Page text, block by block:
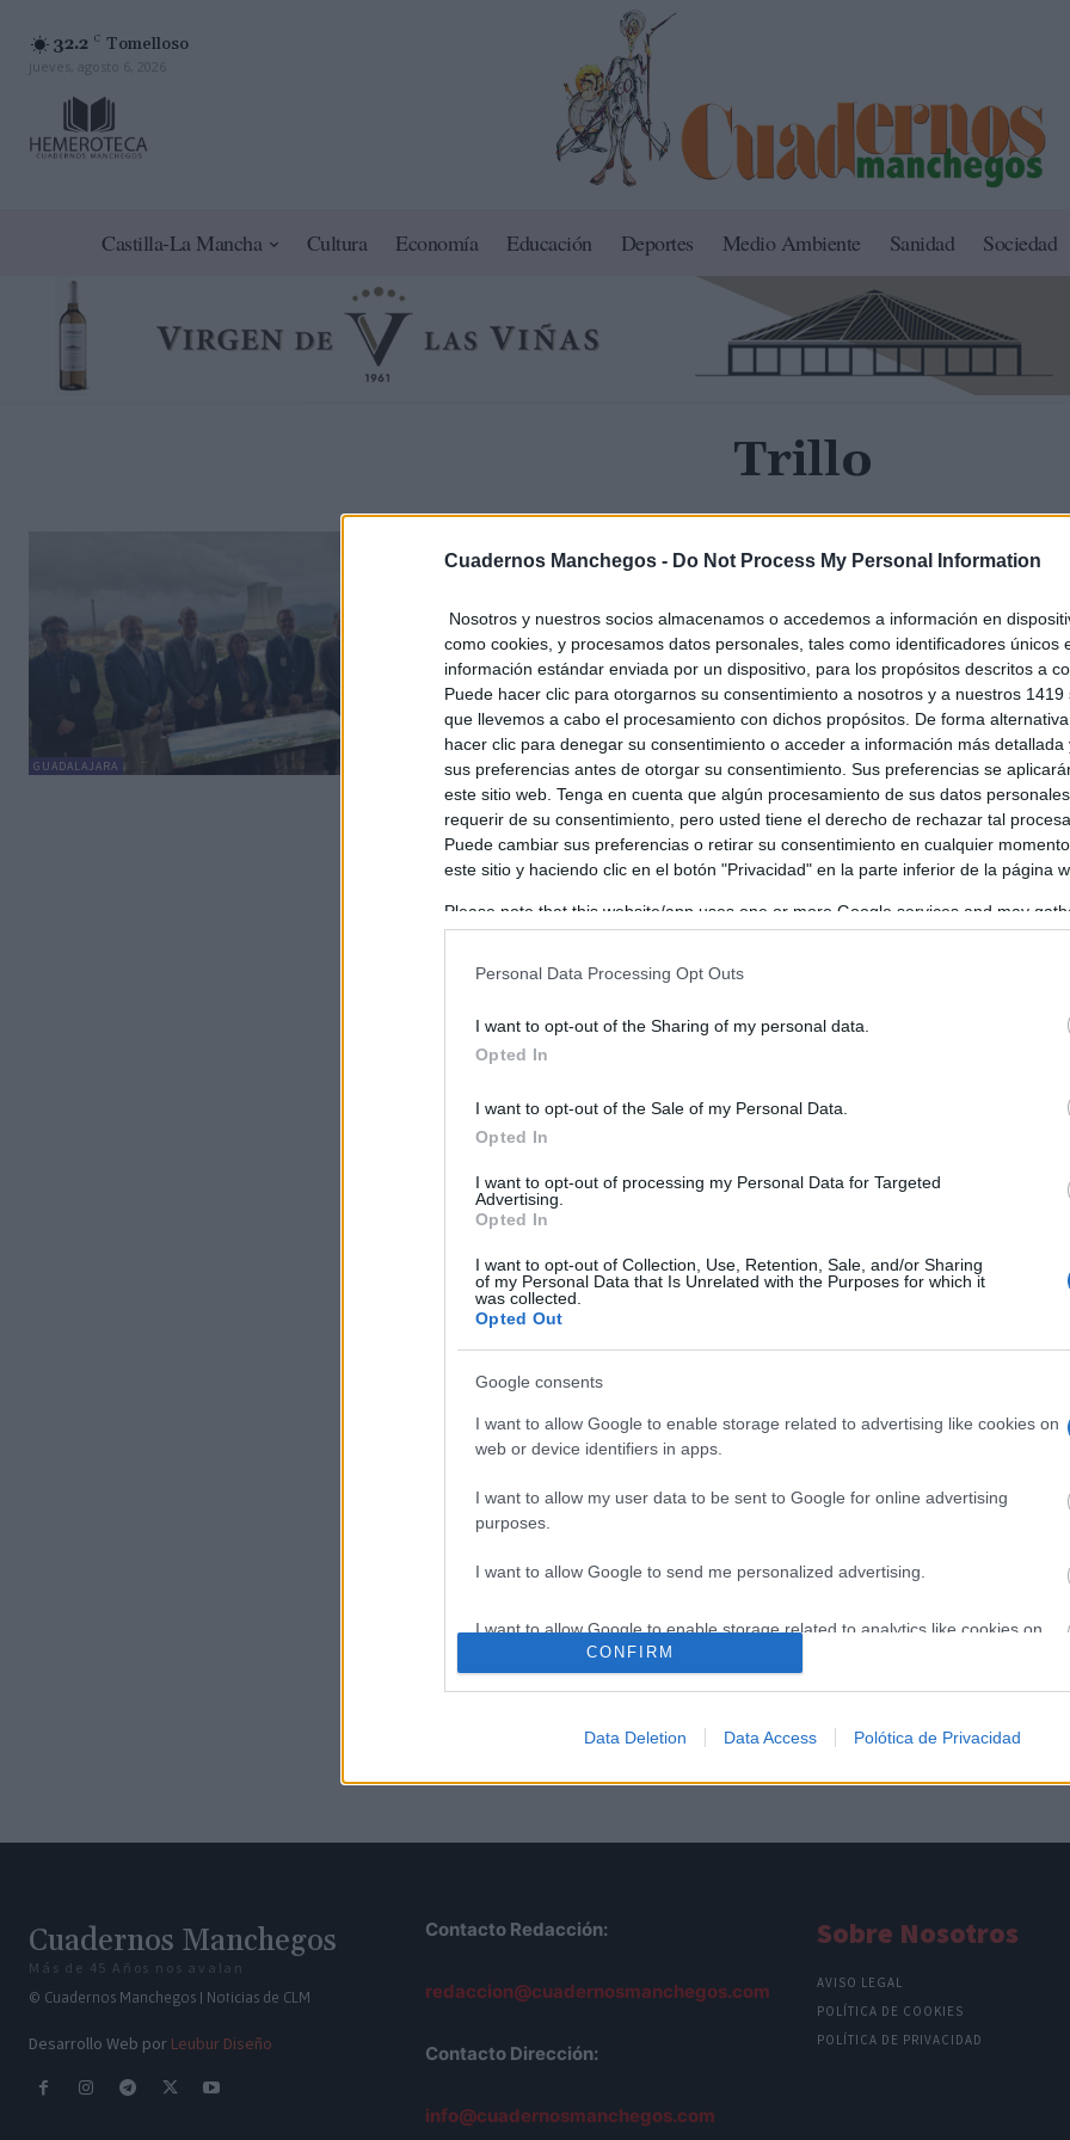
Cuadernos Manchegos - Do Not Process My Personal Information
Nosotros y nuestros socios almacenamos o accedemos a información en
como cookies, y procesamos datos personales, tales como identificadores únicos
información estándar enviada por un dispositivo, para los propósitos descritos a
Puede hacer clic para otorgarnos su consentimiento a nosotros y a nuestros 1419
que llevemos a cabo el procesamiento con dichos propósitos. De forma
hacer clic para denegar su consentimiento o acceder a información más detallada
sus preferencias antes de otorgar su consentimiento. Sus preferencias se
este sitio web. Tenga en cuenta que algún procesamiento de sus datos
requerir de su consentimiento, pero usted tiene el derecho de rechazar tal
Puede cambiar sus preferencias o retirar su consentimiento en cualquier
este sitio y haciendo clic en el botón "Privacidad" en la parte inferior de la página
Please note that this website/app uses one or more Google services and may
information including but not limited to your visit or usage behaviour. You may
deny consent to Google and its third-party tags to use your data for below specified
in below Google consent section.
Personal Data Processing Opt Outs
I want to opt-out of the Sharing of my personal data.
Opted In
I want to opt-out of the Sale of my Personal Data.
Opted In
I want to opt-out of processing my Personal Data for Targeted
Advertising.
Opted In
I want to opt-out of Collection, Use, Retention, Sale, and/or Sharing
of my Personal Data that Is Unrelated with the Purposes for which it
was collected.
Opted Out
Google consents
I want to allow Google to enable storage related to advertising like cookies on
web or device identifiers in apps.
I want to allow my user data to be sent to Google for online advertising
purposes.
I want to allow Google to send me personalized advertising.
I want to allow Google to enable storage related to analytics like cookies on
web or device identifiers in apps.
I want to allow Google to enable storage related to personalization.
CONFIRM
Data Deletion Data Access Polótica de Privacidad
32.2 C Tomelloso
jueves, agosto 6, 2026
Castilla-La Mancha Cultura Economía Educación Deportes Medio Ambiente Sanidad Sociedad
Trillo
GUADALAJARA
El Gobierno de Castilla-La Mancha solicita
y transporte necesarias para poder seguir
avanzando en su autonomía energética
C. Manchegos - 22/01/2025
El Gobierno de Castilla-La Mancha ha reiterado su petición al Gobierno central
para que el Ministerio para la Transición Ecológica y el Reto Demográfico...
Cuadernos Manchegos
Más de 45 Años nos avalan
© Cuadernos Manchegos | Noticias de CLM
Desarrollo Web por Leubur Diseño
Contacto Redacción:
redaccion@cuadernosmanchegos.com
Contacto Dirección:
info@cuadernosmanchegos.com
Sobre Nosotros
AVISO LEGAL
POLÍTICA DE COOKIES
POLÍTICA DE PRIVACIDAD